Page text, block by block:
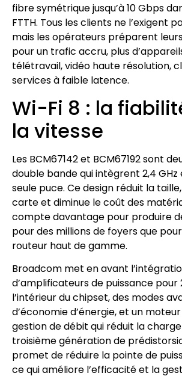
fibre symétrique jusqu’à 10 Gbps
FTTH. Tous les clients ne l’exigent
mais les opérateurs préparent
pour un trafic accru, plus
télétravail, vidéo haute résolution,
services à faible latence.
Wi-Fi 8 : la
la vitesse
Les BCM67142 et BCM67192 sont
double bande qui intègrent 2,4 GHz
seule puce. Ce design réduit la
carte et diminue le coût des
compte davantage pour produire
pour des millions de foyers que
routeur haut de gamme.
Broadcom met en avant
d’amplificateurs de puissance pour
l’intérieur du chipset, des modes
d’économie d’énergie, et un
gestion de débit qui réduit la charge
troisième génération de
promet de réduire la pointe de
ce qui améliore l’efficacité et la